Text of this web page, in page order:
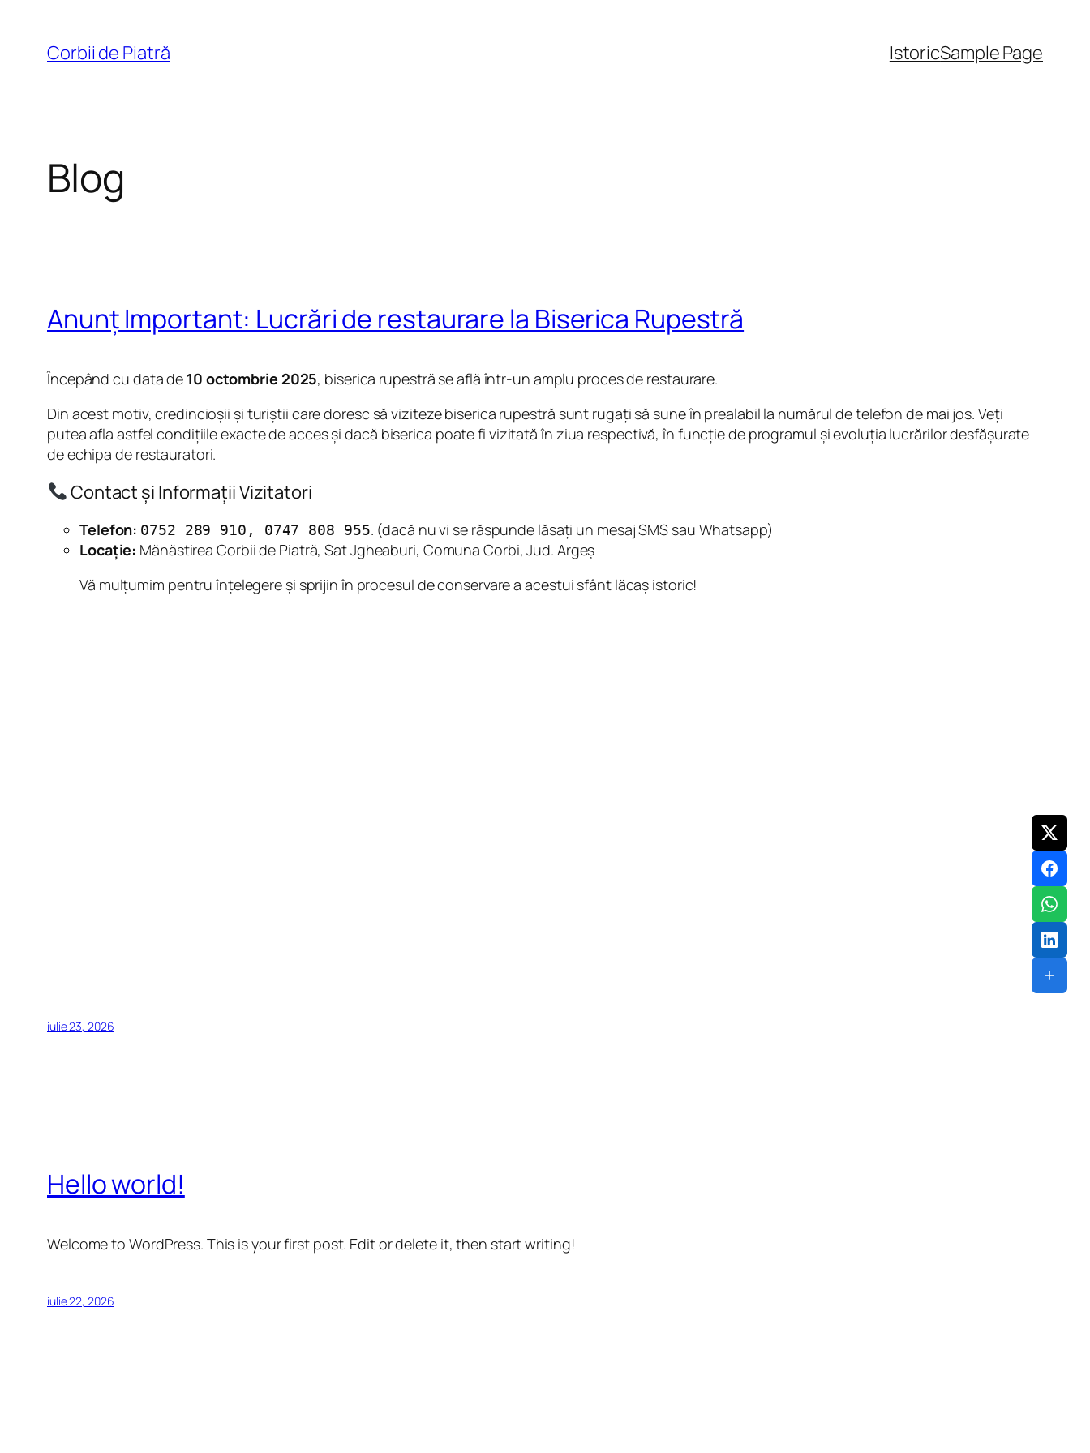
conținut
Corbii de Piatră IstoricSample Page
Blog
Anunț Important: Lucrări de restaurare la Biserica Rupestră
Începând cu data de 10 octombrie 2025, biserica rupestră se află într-un amplu proces de restaurare.
Din acest motiv, credincioșii și turiștii care doresc să viziteze biserica rupestră sunt rugați să sune în prealabil la numărul de telefon de mai jos. Veți
putea afla astfel condițiile exacte de acces și dacă biserica poate fi vizitată în ziua respectivă, în funcție de programul și evoluția lucrărilor desfășurate
de echipa de restauratori.
Contact și Informații Vizitatori
Telefon: 0752 289 910, 0747 808 955. (dacă nu vi se răspunde lăsați un mesaj SMS sau Whatsapp)
Locație: Mănăstirea Corbii de Piatră, Sat Jgheaburi, Comuna Corbi, Jud. Argeș
Vă mulțumim pentru înțelegere și sprijin în procesul de conservare a acestui sfânt lăcaș istoric!
iulie 23, 2026
Hello world!
Welcome to WordPress. This is your first post. Edit or delete it, then start writing!
iulie 22, 2026